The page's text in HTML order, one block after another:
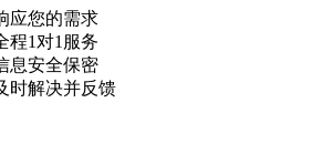
应您的需求
程1对1服务
息安全保密
时解决并反馈